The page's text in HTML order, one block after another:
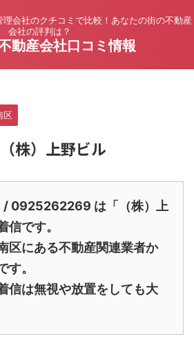
会社のクチコミで比較！あなたの街の不動産
会社の評判は？
動産会社口コミ情報
区
株）上野ビル
0925262269 は「（株）上
信です。
区にある不動産関連業者か
す。
信は無視や放置をしても大